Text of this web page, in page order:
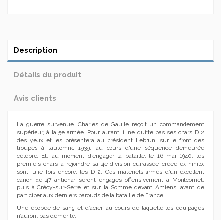
Description
Détails du produit
Avis clients
La guerre survenue, Charles de Gaulle reçoit un commandement
supérieur, à la 5e armée. Pour autant, il ne quitte pas ses chars D 2
des yeux et les présentera au président Lebrun, sur le front des
troupes à l’automne 1939, au cours d’une séquence demeurée
célèbre. Et, au moment d’engager la bataille, le 16 mai 1940, les
premiers chars à rejoindre sa 4e division cuirassée créée ex-nihilo,
sont, une fois encore, les D 2. Ces matériels armés d’un excellent
canon de 47 antichar seront engagés offensivement à Montcornet,
puis à Crécy-sur-Serre et sur la Somme devant Amiens, avant de
participer aux derniers barouds de la bataille de France.
Une épopée de sang et d’acier, au cours de laquelle les équipages
n’auront pas démérité.